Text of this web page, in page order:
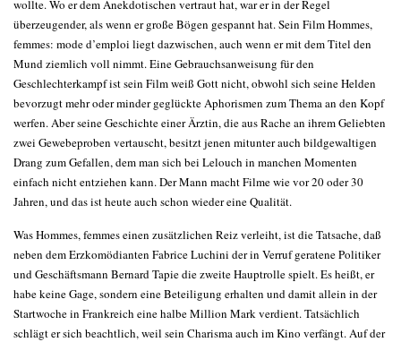
wollte. Wo er dem Anekdotischen vertraut hat, war er in der Regel
überzeugender, als wenn er große Bögen gespannt hat. Sein Film Hommes,
femmes: mode d’emploi liegt dazwischen, auch wenn er mit dem Titel den
Mund ziemlich voll nimmt. Eine Gebrauchsanweisung für den
Geschlechterkampf ist sein Film weiß Gott nicht, obwohl sich seine Helden
bevorzugt mehr oder minder geglückte Aphorismen zum Thema an den Kopf
werfen. Aber seine Geschichte einer Ärztin, die aus Rache an ihrem Geliebten
zwei Gewebeproben vertauscht, besitzt jenen mitunter auch bildgewaltigen
Drang zum Gefallen, dem man sich bei Lelouch in manchen Momenten
einfach nicht entziehen kann. Der Mann macht Filme wie vor 20 oder 30
Jahren, und das ist heute auch schon wieder eine Qualität.
Was Hommes, femmes einen zusätzlichen Reiz verleiht, ist die Tatsache, daß
neben dem Erzkomödianten Fabrice Luchini der in Verruf geratene Politiker
und Geschäftsmann Bernard Tapie die zweite Hauptrolle spielt. Es heißt, er
habe keine Gage, sondern eine Beteiligung erhalten und damit allein in der
Startwoche in Frankreich eine halbe Million Mark verdient. Tatsächlich
schlägt er sich beachtlich, weil sein Charisma auch im Kino verfängt. Auf der